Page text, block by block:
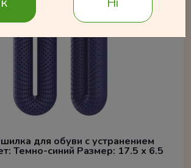
для обуви с устранением
Темно-синий Размер: 17.5 x 6.5